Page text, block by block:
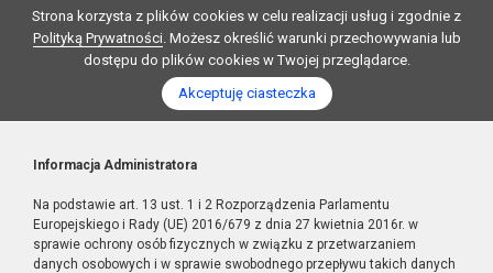
Strona korzysta z plików cookies w celu realizacji usług i zgodnie z
Polityką Prywatności. Możesz określić warunki przechowywania lub
dostępu do plików cookies w Twojej przeglądarce.
Akceptuję ciasteczka
Informacja Administratora
Na podstawie art. 13 ust. 1 i 2 Rozporządzenia Parlamentu
Europejskiego i Rady (UE) 2016/679 z dnia 27 kwietnia 2016r. w
sprawie ochrony osób fizycznych w związku z przetwarzaniem
danych osobowych i w sprawie swobodnego przepływu takich danych